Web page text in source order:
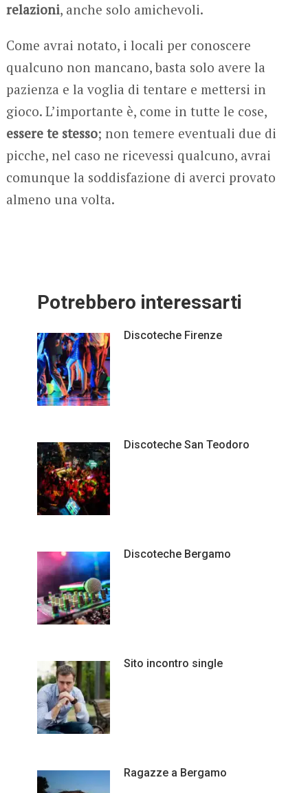
relazioni, anche solo amichevoli.
Come avrai notato, i locali per conoscere
qualcuno non mancano, basta solo avere la
pazienza e la voglia di tentare e mettersi in
gioco. L’importante è, come in tutte le cose,
essere te stesso; non temere eventuali due di
picche, nel caso ne ricevessi qualcuno, avrai
comunque la soddisfazione di averci provato
almeno una volta.
Potrebbero interessarti
Discoteche Firenze
Discoteche San Teodoro
Discoteche Bergamo
Sito incontro single
Ragazze a Bergamo